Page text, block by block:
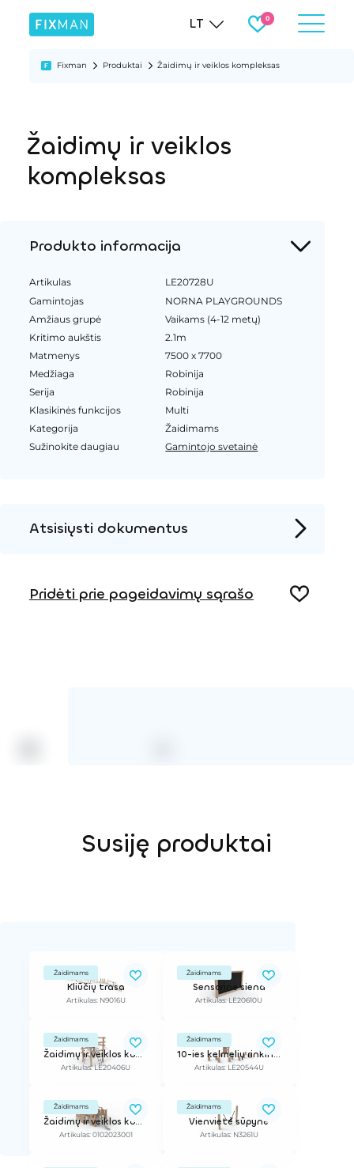
LT
Fixman Produktai Žaidimų ir veiklos kompleksas
Žaidimų ir veiklos
kompleksas
Produkto informacija
Artikulas
LE20728U
Gamintojas
NORNA PLAYGROUNDS
Amžiaus grupė
Vaikams (4-12 metų)
Kritimo aukštis
2.1m
Matmenys
7500 x 7700
Medžiaga
Robinija
Serija
Robinija
Klasikinės funkcijos
Multi
Kategorija
Žaidimams
Sužinokite daugiau
Gamintojo svetainė
Atsisiųsti dokumentus
Pridėti prie pageidavimų sąrašo
Susiję produktai
Žaidimams
Kliūčių trasa
Artikulas: N9016U
Žaidimams
Sensorinė siena
Artikulas: LE20610U
Žaidimams
Žaidimų ir veiklos kompleksas
Artikulas: LE20406U
Žaidimams
10-ies kelmelių rinkinys „Fėjų kėdutės“
Artikulas: LE20544U
Žaidimams
Žaidimų ir veiklos kompleksas
Artikulas: 0102023001
Žaidimams
Vienvietė sūpynė
Artikulas: N3261U